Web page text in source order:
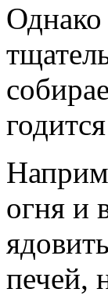
Однако
огня и
печей,